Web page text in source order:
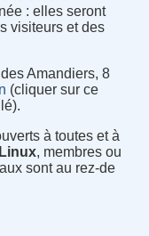
: elles seront
visiteurs et des
Amandiers, 8
(cliquer sur ce
à toutes et à
, membres ou
sont au rez-de